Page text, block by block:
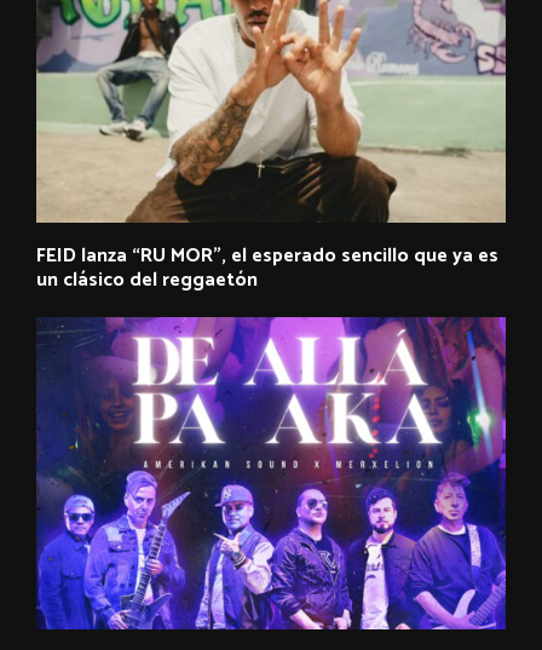
FEID lanza “RU MOR”, el esperado sencillo que ya es
un clásico del reggaetón